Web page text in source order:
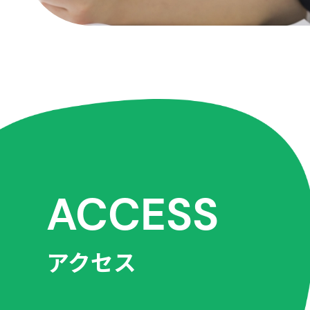
ACCESS
アクセス